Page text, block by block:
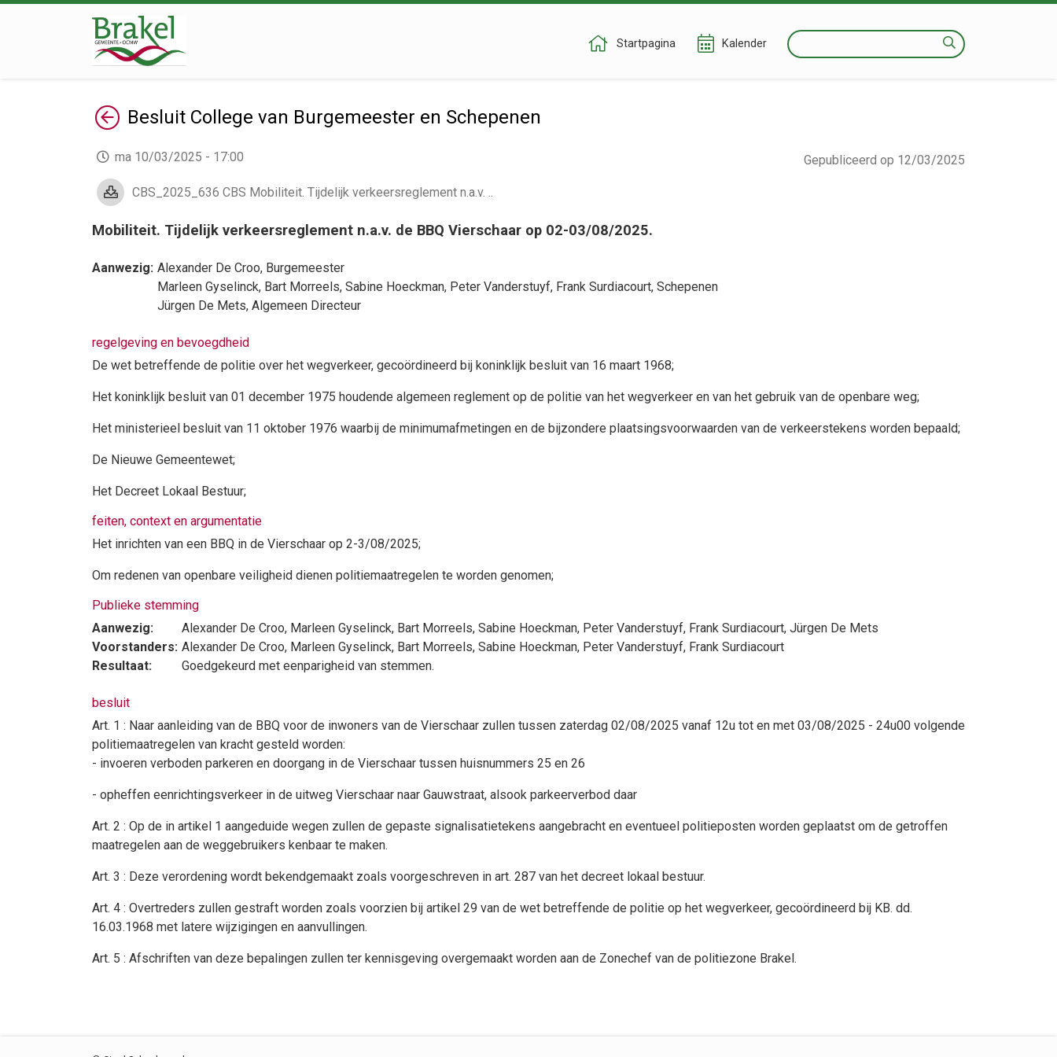
Startpagina Kalender Zoeken
TerugBesluit College van Burgemeester en Schepenen
Gepubliceerd op 12/03/2025
ma 10/03/2025 - 17:00
CBS_2025_636 CBS Mobiliteit. Tijdelijk verkeersreglement n.a.v. ..
Mobiliteit. Tijdelijk verkeersreglement n.a.v. de BBQ Vierschaar op 02-03/08/2025.
Aanwezig: Alexander De Croo, Burgemeester
Marleen Gyselinck, Bart Morreels, Sabine Hoeckman, Peter Vanderstuyf, Frank Surdiacourt, Schepenen
Jürgen De Mets, Algemeen Directeur
regelgeving en bevoegdheid
De wet betreffende de politie over het wegverkeer, gecoördineerd bij koninklijk besluit van 16 maart 1968;
Het koninklijk besluit van 01 december 1975 houdende algemeen reglement op de politie van het wegverkeer en van het gebruik van de openbare weg;
Het ministerieel besluit van 11 oktober 1976 waarbij de minimumafmetingen en de bijzondere plaatsingsvoorwaarden van de verkeerstekens worden bepaald;
De Nieuwe Gemeentewet;
Het Decreet Lokaal Bestuur;
feiten, context en argumentatie
Het inrichten van een BBQ in de Vierschaar op 2-3/08/2025;
Om redenen van openbare veiligheid dienen politiemaatregelen te worden genomen;
Publieke stemming
Aanwezig:
Alexander De Croo, Marleen Gyselinck, Bart Morreels, Sabine Hoeckman, Peter Vanderstuyf, Frank Surdiacourt, Jürgen De Mets
Voorstanders: Alexander De Croo, Marleen Gyselinck, Bart Morreels, Sabine Hoeckman, Peter Vanderstuyf, Frank Surdiacourt
Resultaat:
Goedgekeurd met eenparigheid van stemmen.
besluit
Art. 1 : Naar aanleiding van de BBQ voor de inwoners van de Vierschaar zullen tussen zaterdag 02/08/2025 vanaf 12u tot en met 03/08/2025 - 24u00 volgende
politiemaatregelen van kracht gesteld worden:
- invoeren verboden parkeren en doorgang in de Vierschaar tussen huisnummers 25 en 26
- opheffen eenrichtingsverkeer in de uitweg Vierschaar naar Gauwstraat, alsook parkeerverbod daar
Art. 2 : Op de in artikel 1 aangeduide wegen zullen de gepaste signalisatietekens aangebracht en eventueel politieposten worden geplaatst om de getroffen
maatregelen aan de weggebruikers kenbaar te maken.
Art. 3 : Deze verordening wordt bekendgemaakt zoals voorgeschreven in art. 287 van het decreet lokaal bestuur.
Art. 4 : Overtreders zullen gestraft worden zoals voorzien bij artikel 29 van de wet betreffende de politie op het wegverkeer, gecoördineerd bij KB. dd.
16.03.1968 met latere wijzigingen en aanvullingen.
Art. 5 : Afschriften van deze bepalingen zullen ter kennisgeving overgemaakt worden aan de Zonechef van de politiezone Brakel.